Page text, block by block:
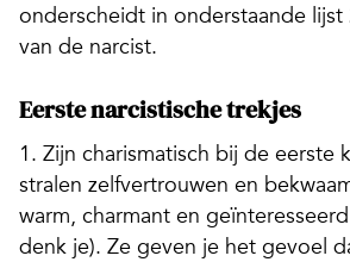
onderscheidt in onderstaande lijst
van de narcist.
Eerste narcistische trekjes
1. Zijn charismatisch bij de eerste
stralen zelfvertrouwen en
warm, charmant en
denk je). Ze geven je het gevoel